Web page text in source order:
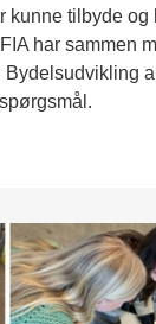
kunne tilbyde og
har sammen
Bydelsudvikling